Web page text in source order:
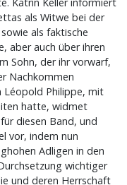
als Witwe bei der
als faktische
aber auch über ihren
Sohn, der ihr vorwarf,
Nachkommen
Léopold Philippe, mit
hatte, widmet
diesen Band, und
vor, indem nun
Adligen in den
wichtiger
und deren Herrschaft